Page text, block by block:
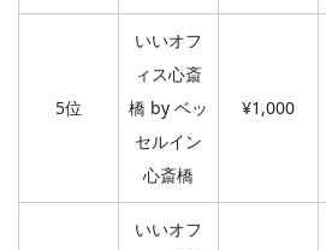
5位
いいオフ
ィス心斎
橋 by ベッ
セルイン
心斎橋
¥1,000
いいオフ